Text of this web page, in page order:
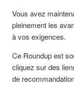
Vous avez
pleinement les
à vos exigences.
Ce Roundup est
cliquez sur des
de